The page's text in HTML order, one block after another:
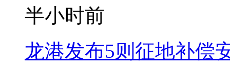
半小时前
龙港发布5则征地补偿